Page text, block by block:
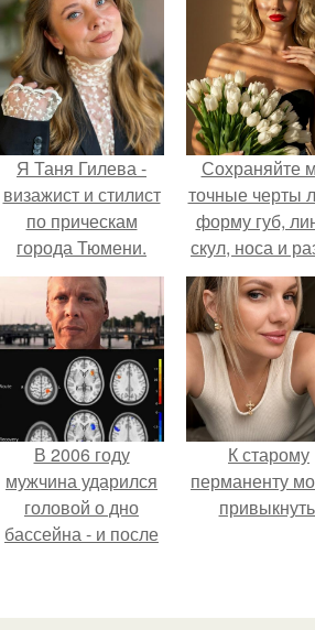
Я Таня Гилева -
визажист и стилист
по прическам
города Тюмени.
Сохраняйте
точные черты
форму губ,
скул, носа и
глаз.
В 2006 году
мужчина ударился
головой о дно
бассейна - и после
странным образом.
К старому
перманенту